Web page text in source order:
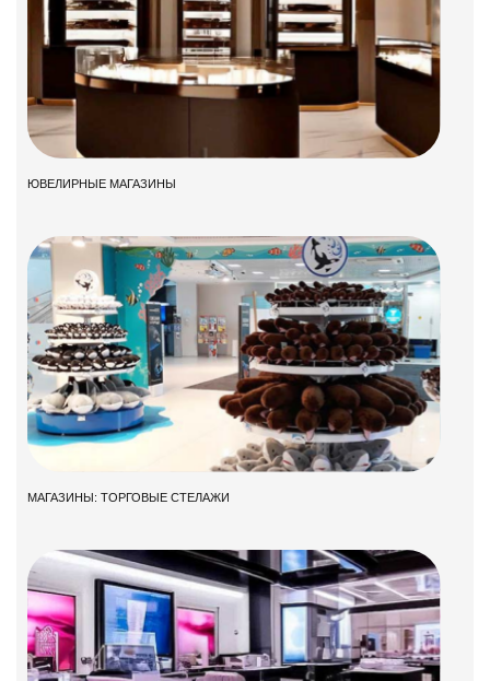
ЮВЕЛИРНЫЕ МАГАЗИНЫ
МАГАЗИНЫ: ТОРГОВЫЕ СТЕЛАЖИ